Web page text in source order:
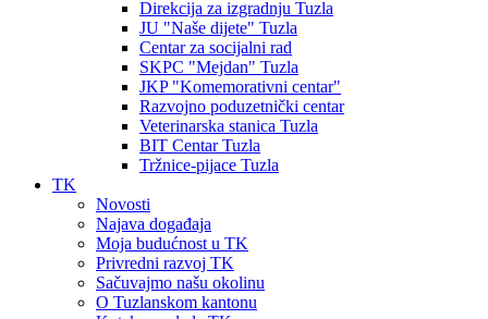
Direkcija za izgradnju Tuzla
JU "Naše dijete" Tuzla
Centar za socijalni rad
SKPC "Mejdan" Tuzla
JKP "Komemorativni centar"
Razvojno poduzetnički centar
Veterinarska stanica Tuzla
BIT Centar Tuzla
Tržnice-pijace Tuzla
TK
Novosti
Najava događaja
Moja budućnost u TK
Privredni razvoj TK
Sačuvajmo našu okolinu
O Tuzlanskom kantonu